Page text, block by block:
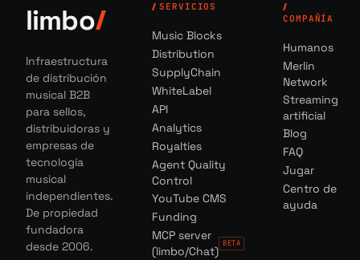
limbo
Infraestructura
de distribución
musical B2B
para sellos,
distribuidoras y
empresas de
tecnología
musical
independientes.
De propiedad
fundadora
desde 2006.
SERVICIOS
Music Blocks
Distribution
SupplyChain
WhiteLabel
API
Analytics
Royalties
Agent Quality
Control
YouTube CMS
Funding
MCP server
(limbo/Chat)
BETA
COMPAÑÍA
Humanos
Merlin
Network
Streaming
artificial
Blog
FAQ
Jugar
Centro de
ayuda